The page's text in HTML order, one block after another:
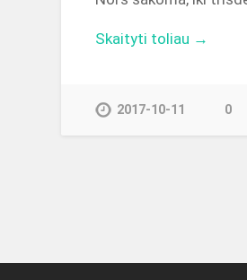
Skaityti toliau →
2017-10-11 0